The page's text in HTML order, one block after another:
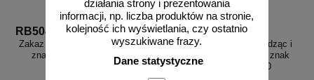
działania strony i prezentowania
informacji, np. liczba produktów na stronie,
kolejność ich wyświetlania, czy ostatnio
wyszukiwane frazy.
Dane statystyczne
RB504
Zakaz palenia w całym obiekcie -
znak informacyjny - RB504
RB030
Trzymaj się poręczy schodząc i
wchodząc po schodach - znak
informacyjny - RB030